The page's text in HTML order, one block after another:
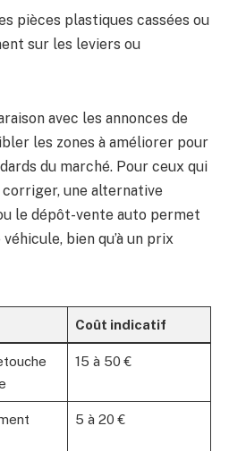
pièces plastiques cassées ou
sur les leviers ou
avec les annonces de
les zones à améliorer pour
du marché. Pour ceux qui
une alternative
le dépôt-vente auto permet
bien qu’à un prix
Coût indicatif
15 à 50 €
5 à 20 €